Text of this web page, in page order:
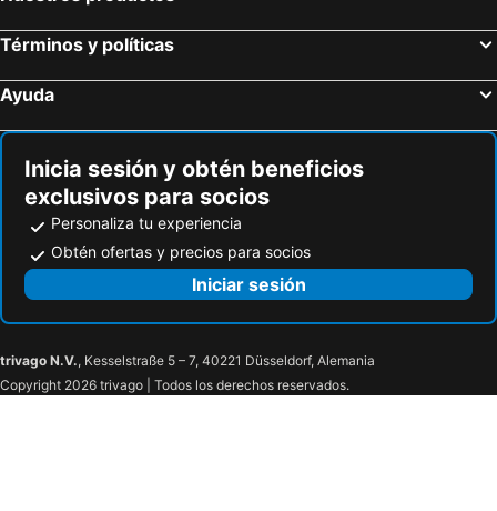
Hotel Santino
Hotel Colonial Tunja
Hotel Colonial Santa Barbara
Vittorio Casa
Pozo De Donato
Buganvilla
Genazzano Hotel Boutique
Hotel Girasol Tunja
Hotel Tunja Alejandria
Hotel Oceta
Casa Real
La Cabaña
La Casona 24 Horas
Alicante
Términos y políticas
Ayuda
Inicia sesión y obtén beneficios
exclusivos para socios
Personaliza tu experiencia
Obtén ofertas y precios para socios
Iniciar sesión
trivago N.V., Kesselstraße 5 – 7, 40221 Düsseldorf, Alemania
Copyright 2026 trivago | Todos los derechos reservados.